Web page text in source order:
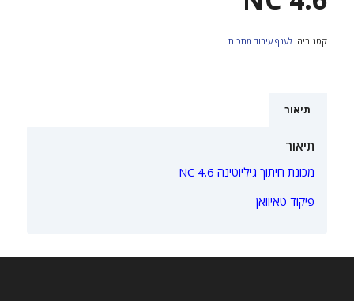
קטגוריה: לענף עיבוד מתכות
תיאור
תיאור
מכונת חיתוך גיליוטינה NC 4.6
פיקוד טאיוואן